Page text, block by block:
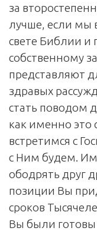
за
лучше, если мы
свете Библии и
собственному
представляют
здравых
стать поводом
как именно это
встретимся с
с Ним будем.
ободрять друг
позиции Вы
сроков
Вы были готовы